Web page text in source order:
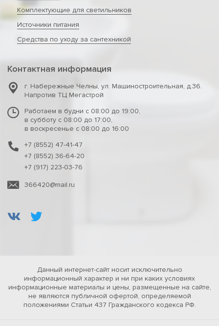
Комплектующие для светильников
Источники питания
Средства по уходу за сантехникой
Контактная информация
г. Набережные Челны, ул. Машиностроительная, д.36.
Напротив ТЦ Мегастрой
Работаем в будни с 08:00 до 19:00,
в субботу с 08:00 до 17:00,
в воскресенье с 08:00 до 16:00
+7 (8552) 47-41-47
+7 (8552) 36-64-20
+7 (917) 223-03-76
366420@mail.ru
Данный интернет-сайт носит исключительно
информационный характер и ни при каких условиях
информационные материалы и цены, размещенные на сайте,
не являются публичной офертой, определяемой
положениями Статьи 437 Гражданского кодекса РФ.